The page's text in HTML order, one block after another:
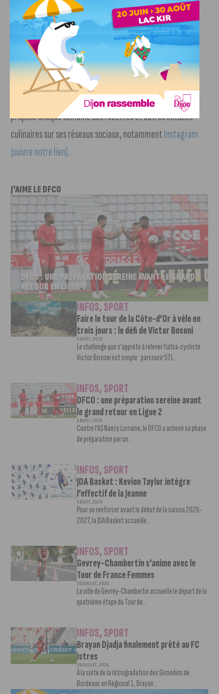
pendant une minute à la fin de la cuisson.
Et voilà, notre cabillaud à la moutarde de Dijon est prêt à
être servi. Bon appétit !
Retrouvez la Brunette en Cuisine sur Internet ; Claudia
propose chaque semaine des recettes et autres astuces
culinaires sur ses réseaux sociaux, notammentInstagram
(suivre notre lien).
J'AIME LE DFCO
DFCO : UNE PRÉPARATION SEREINE AVANT LE GRAND
RETOUR EN LIGUE 2
INFOS,SPORT
Faire le tour de la Côte-d’Or à vélo en
trois jours : le défi de Victor Bosoni
5 AOÛT, 2026
Le challenge que s’apprête à relever l’ultra-cycliste
Victor Bosoni est simple : parcourir 571...
INFOS,SPORT
DFCO : une préparation sereine avant
le grand retour en Ligue 2
3 AOÛT, 2026
Contre l’AS Nancy Lorraine, le DFCO a achevé sa phase
de préparation par un...
INFOS,SPORT
JDA Basket : Kevion Taylor intègre
l’effectif de la Jeanne
3 AOÛT, 2026
Pour se renforcer avant le début de la saison 2026-
2027, la JDA Basket accueille...
INFOS,SPORT
Gevrey-Chambertin s’anime avec le
Tour de France Femmes
30 JUILLET, 2026
La ville de Gevrey-Chambertin accueille le départ de la
quatrième étape du Tour de...
INFOS,SPORT
Brayan Djadja finalement prêté au FC
Istres
28 JUILLET, 2026
À la suite de la rétrogradation des Girondins de
Bordeaux en Régional 1, Brayan...